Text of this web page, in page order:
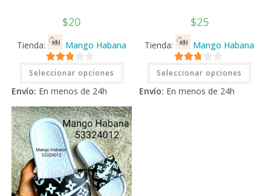
$20
Tienda: Mango Habana
2.71
de 5
Seleccionar opciones
Este
producto
tiene
múltiples
Las
opciones
se
pueden
elegir
en
la
página
de
producto
Envío: En menos de 24h
$25
Tienda: Mango Habana
2.71
de 5
Seleccionar opciones
Este
tiene
Envío: En menos de 24h